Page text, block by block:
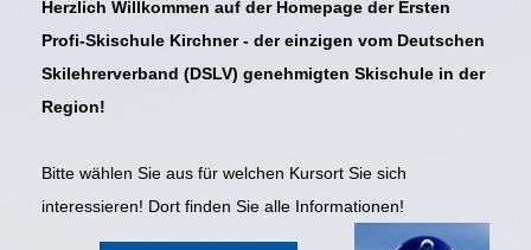
Herzlich Willkommen auf der Homepage der Ersten
Profi-Skischule Kirchner - der einzigen vom Deutschen
Skilehrerverband (DSLV) genehmigten Skischule in der
Region!
Bitte wählen Sie aus für welchen Kursort Sie sich
interessieren! Dort finden Sie alle Informationen!